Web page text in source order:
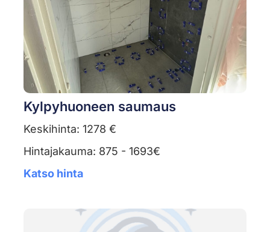
Kylpyhuoneen saumaus
Keskihinta: 1278 €
Hintajakauma: 875 - 1693€
Katso hinta